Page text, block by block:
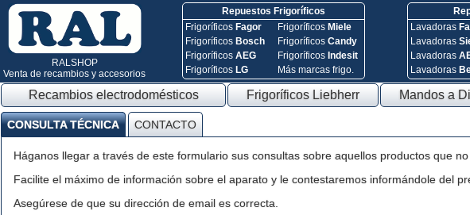
RALSHOP
Venta de recambios y accesorios
Repuestos Frigoríficos
Frigoríficos Fagor
Frigoríficos Bosch
FrigoríficosAEG
Frigoríficos LG
Frigoríficos Miele
FrigoríficosCandy
Frigoríficos Indesit
Más marcas frigo.
Lavadoras
Lavadoras
Lavadoras
Lavadoras
Recambios electrodomésticos Frigoríficos Liebherr Mandos a
CONSULTA TÉCNICA CONTACTO
Háganos llegar a través de este formulario sus consultas sobre aquellos productos que
Facilite el máximo de información sobre el aparato y le contestaremos informándole del
Asegúrese de que su dirección de email es correcta.